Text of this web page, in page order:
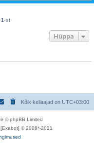
1-st
Hüppa
Kõik kellaajad on UTC+03:00
© phpBB Limited
© 2008*-2021